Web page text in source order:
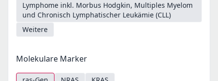
Lymphome inkl. Morbus Hodgkin, Multiples Myelom
und Chronisch Lymphatischer Leukämie (CLL)
Weitere
Molekulare Marker